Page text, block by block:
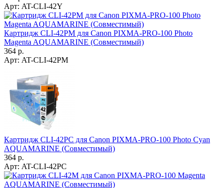
Арт: AT-CLI-42Y
Картридж CLI-42PM для Canon PIXMA-PRO-100 Photo
Magenta AQUAMARINE (Совместимый)
364 р.
Арт: AT-CLI-42PM
Картридж CLI-42PC для Canon PIXMA-PRO-100 Photo Cyan
AQUAMARINE (Совместимый)
364 р.
Арт: AT-CLI-42PC